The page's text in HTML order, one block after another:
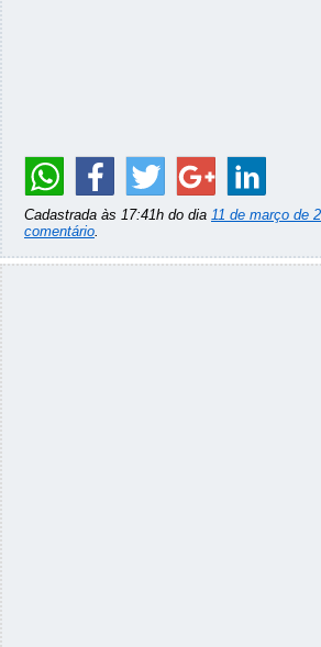
Cadastrada às 17:41h do dia 11 de março de
comentário.